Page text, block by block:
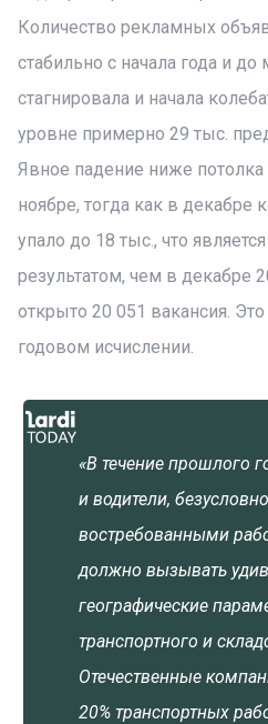
Количество рекламных
стабильно с начала года и
стагнировала и начала
уровне примерно 29 тыс.
Явное падение ниже потолка
ноябре, тогда как в декабре
упало до 18 тыс., что
результатом, чем в декабре
открыто 20 051 вакансия.
годовом исчислении.
«В течение прошлого
и водители,
востребованными
должно вызывать
географические
транспортного и
Отечественные
20% транспортных